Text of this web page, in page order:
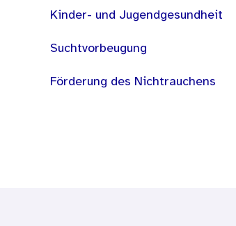
Kinder- und Jugendgesundheit
Suchtvorbeugung
Förderung des Nichtrauchens